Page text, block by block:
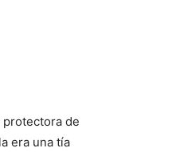
de
era una tía